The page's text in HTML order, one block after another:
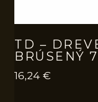
TD –
BRÚSENÝ
16,24 €